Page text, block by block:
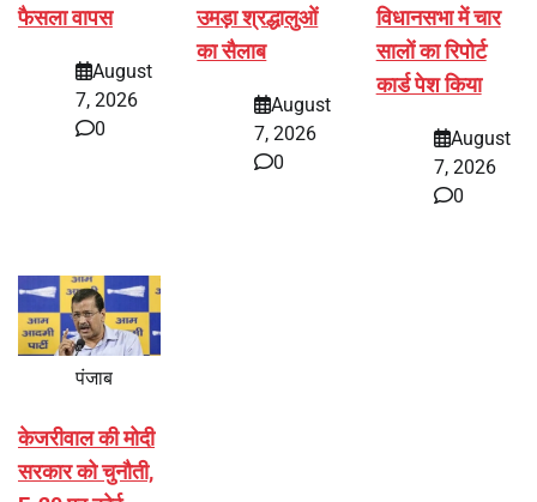
फैसला वापस
August
7, 2026
0
उमड़ा श्रद्धालुओं
का सैलाब
August
7, 2026
0
विधानसभा में चार
सालों का रिपोर्ट
कार्ड पेश किया
August
7, 2026
0
पंजाब
केजरीवाल की मोदी
सरकार को चुनौती,